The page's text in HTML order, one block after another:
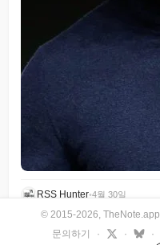
RSS Hunter•4월 30일
© 2015-2026, TheNote.app
문의하기
· · ·